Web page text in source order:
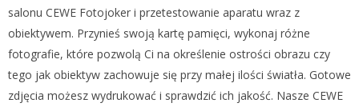
salonu CEWE Fotojoker i przetestowanie aparatu wraz z
obiektywem. Przynieś swoją kartę pamięci, wykonaj różne
fotografie, które pozwolą Ci na określenie ostrości obrazu czy
tego jak obiektyw zachowuje się przy małej ilości światła. Gotowe
zdjęcia możesz wydrukować i sprawdzić ich jakość. Nasze CEWE